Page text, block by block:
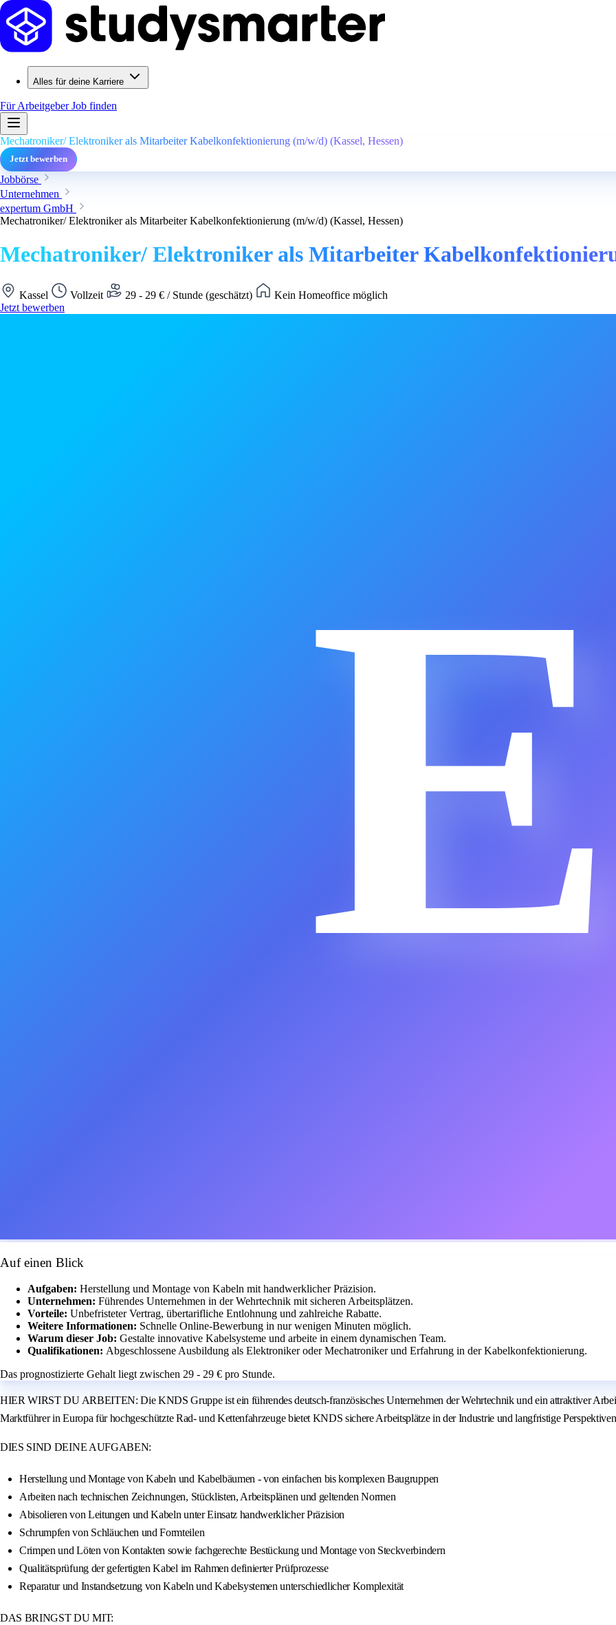
Alles für deine Karriere
Für ArbeitgeberJob finden
Mechatroniker/ Elektroniker als Mitarbeiter Kabelkonfektionierung (m/w/d) (Kassel, Hessen)
Jetzt bewerben
Jobbörse
Unternehmen
expertum GmbH
Mechatroniker/ Elektroniker als Mitarbeiter Kabelkonfektionierung (m/w/d) (Kassel, Hessen)
Mechatroniker/ Elektroniker als Mitarbeiter
Kassel Vollzeit 29 - 29 € / Stunde (geschätzt)
Kein Homeoffice möglich
Jetzt bewerben
E
Auf einen Blick
Aufgaben: Herstellung und Montage von Kabeln mit handwerklicher Präzision.
Unternehmen: Führendes Unternehmen in der Wehrtechnik mit sicheren Arbeitsplätzen.
Vorteile: Unbefristeter Vertrag, übertarifliche Entlohnung und zahlreiche Rabatte.
Weitere Informationen: Schnelle Online-Bewerbung in nur wenigen Minuten möglich.
Warum dieser Job: Gestalte innovative Kabelsysteme und arbeite in einem dynamischen Team.
Qualifikationen: Abgeschlossene Ausbildung als Elektroniker oder Mechatroniker und Erfahrung in der Kabelkonfektionierung.
Das prognostizierte Gehalt liegt zwischen 29 - 29 € pro Stunde.
HIER WIRST DU ARBEITEN: Die KNDS Gruppe ist ein führendes deutsch-französisches Unternehmen der Wehrtechnik und ein attraktiver
Marktführer in Europa für hochgeschützte Rad- und Kettenfahrzeuge bietet KNDS sichere Arbeitsplätze in der Industrie und langfristige
DIES SIND DEINE AUFGABEN:
Herstellung und Montage von Kabeln und Kabelbäumen - von einfachen bis komplexen Baugruppen
Arbeiten nach technischen Zeichnungen, Stücklisten, Arbeitsplänen und geltenden Normen
Abisolieren von Leitungen und Kabeln unter Einsatz handwerklicher Präzision
Schrumpfen von Schläuchen und Formteilen
Crimpen und Löten von Kontakten sowie fachgerechte Bestückung und Montage von Steckverbindern
Qualitätsprüfung der gefertigten Kabel im Rahmen definierter Prüfprozesse
Reparatur und Instandsetzung von Kabeln und Kabelsystemen unterschiedlicher Komplexität
DAS BRINGST DU MIT: